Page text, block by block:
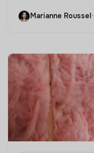
Marianne Roussel •